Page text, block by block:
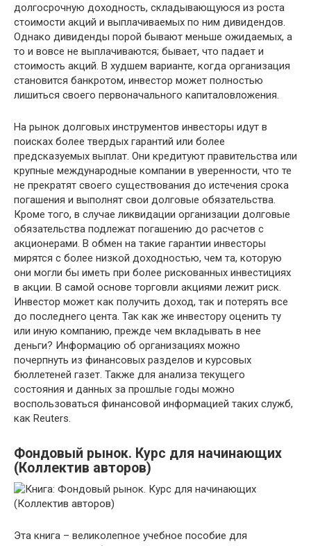
долгосрочную доходность, складывающуюся из роста
стоимости акций и выплачиваемых по ним дивидендов.
Однако дивиденды порой бывают меньше ожидаемых, а
то и вовсе не выплачиваются; бывает, что падает и
стоимость акций. В худшем варианте, когда организация
становится банкротом, инвестор может полностью
лишиться своего первоначального капиталовложения.
На рынок долговых инструментов инвесторы идут в
поисках более твердых гарантий или более
предсказуемых выплат. Они кредитуют правительства или
крупные международные компании в уверенности, что те
не прекратят своего существования до истечения срока
погашения и выполнят свои долговые обязательства.
Кроме того, в случае ликвидации организации долговые
обязательства подлежат погашению до расчетов с
акционерами. В обмен на такие гарантии инвесторы
мирятся с более низкой доходностью, чем та, которую
они могли бы иметь при более рискованных инвестициях
в акции. В самой основе торговли акциями лежит риск.
Инвестор может как получить доход, так и потерять все
до последнего цента. Так как же инвестору оценить ту
или иную компанию, прежде чем вкладывать в нее
деньги? Информацию об организациях можно
почерпнуть из финансовых разделов и курсовых
бюллетеней газет. Также для анализа текущего
состояния и данных за прошлые годы можно
воспользоваться финансовой информацией таких служб,
как Reuters.
Фондовый рынок. Курс для начинающих
(Коллектив авторов)
Эта книга – великолепное учебное пособие для